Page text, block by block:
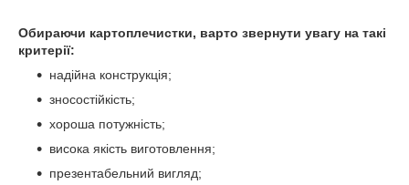
Обираючи картоплечистки, варто звернути увагу на такі
критерії:
надійна конструкція;
зносостійкість;
хороша потужність;
висока якість виготовлення;
презентабельний вигляд;